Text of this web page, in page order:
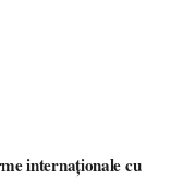
internaționale cu